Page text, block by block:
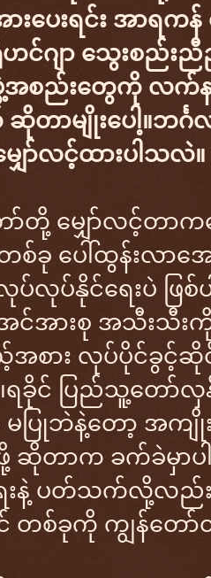
းပေးရင်း အာရ
ရိုဟင်ဂျာ သွေးစည်
အစည်းတွေကို လက်
တာမျိုးပေါ့။ဘင်္
ျှော်လင့်ထားပါသလဲ။
ာ်တို့ မျှော်လင့်တာက
စ်ခု ပေါ်ထွန်းလာအ
ပ်နိုင်ရေးပဲ ဖြစ်
င်အားစု အသီးသီးကို
စား လုပ်ပိုင်ခွင့်ဆို
။ရခိုင် ပြည်သူ့တော်
ြုဘဲနဲ့တော့ အကျိုး
ဆိုတာက ခက်ခဲမှာပ
ေးနဲ့ ပတ်သက်လို့လည်
တစ်ခုကို ကျွန်တေ